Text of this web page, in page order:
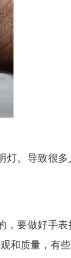
灯。导致很
，要做好手
和质量，有